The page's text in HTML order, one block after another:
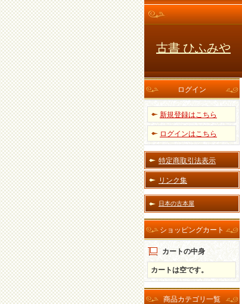
古書 ひふみや
ログイン
新規登録はこちら
ログインはこちら
特定商取引法表示
リンク集
日本の古本屋
ショッピングカート
カートの中身
カートは空です。
商品カテゴリ一覧